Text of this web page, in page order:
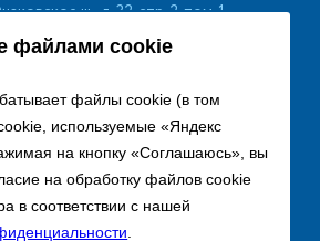
файлами cookie
файлы cookie (в том
используемые «Яндекс
на кнопку «Соглашаюсь», вы
на обработку файлов cookie
в соответствии с нашей
.
ш., д. 32, стр. 2, пом. 1
256 08 13
Заказать звонок
Разработка и продвижение сайта